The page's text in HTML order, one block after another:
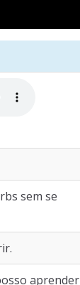
sem se
aprender